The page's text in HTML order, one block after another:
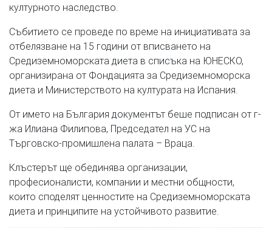
културното наследство.
Събитието се проведе по време на инициативата за
отбелязване на 15 години от вписването на
Средиземноморската диета в списъка на ЮНЕСКО,
организирана от Фондацията за Средиземноморска
диета и Министерството на културата на Испания.
От името на България документът беше подписан от г-
жа Илиана Филипова, Председател на УС на
Търговско-промишлена палата – Враца.
Клъстерът ще обединява организации,
професионалисти, компании и местни общности,
които споделят ценностите на Средиземноморската
диета и принципите на устойчивото развитие.